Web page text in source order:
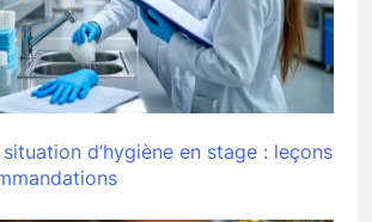
situation d’hygiène en stage : leçons